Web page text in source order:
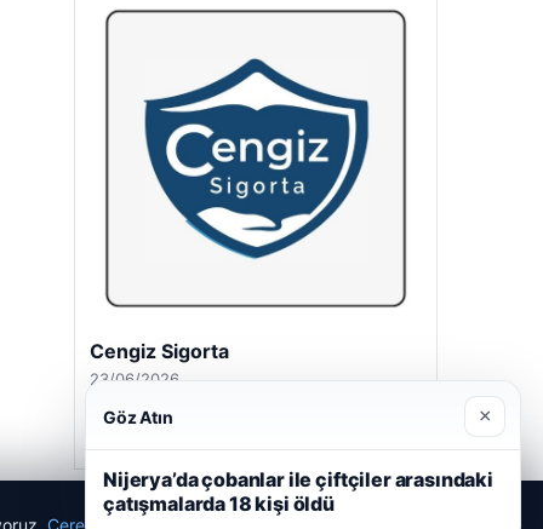
Cengiz Sigorta
23/06/2026
Çerez Politikamız
Göz Atın ×
Nijerya’da çobanlar ile çiftçiler arasındaki
çatışmalarda 18 kişi öldü